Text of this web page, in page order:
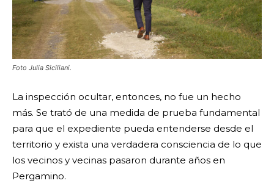
Foto Julia Siciliani.
La inspección ocultar, entonces, no fue un hecho
más. Se trató de una medida de prueba fundamental
para que el expediente pueda entenderse desde el
territorio y exista una verdadera consciencia de lo que
los vecinos y vecinas pasaron durante años en
Pergamino.